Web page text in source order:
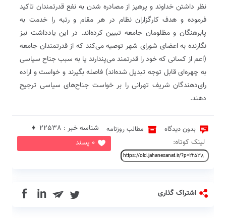
نظر داشتن خداوند و پرهیز از مصادره شدن به نفع قدرتمندان تاکید
فرموده و هدف کارگزاران نظام در هر مقام و رتبه را خدمت به
پابرهنگان و مظلومان جامعه تبیین کرده‌اند. در این یادداشت نیز
نگارنده به اعضای شورای شهر توصیه می‌کند که از قدرتمندان جامعه
(اعم از کسانی که خود را قدرتمند می‌پندارند یا به سبب جناح سیاسی
به چهره‌ای قابل توجه تبدیل شده‌اند) فاصله بگیرند و خواست و اراده
رای‌دهندگان شریف تهرانی را بر خواست جناح‌های سیاسی ترجیح
دهند.
بدون دیدگاه مطالب روزنامه
0 پسند
شناسه خبر : 22538 ♦
لینک کوتاه:
اشتراک گذاری in